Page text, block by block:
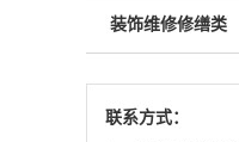
装饰维修修缮类
联系方式：